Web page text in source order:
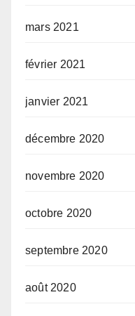
mars 2021
février 2021
janvier 2021
décembre 2020
novembre 2020
octobre 2020
septembre 2020
août 2020